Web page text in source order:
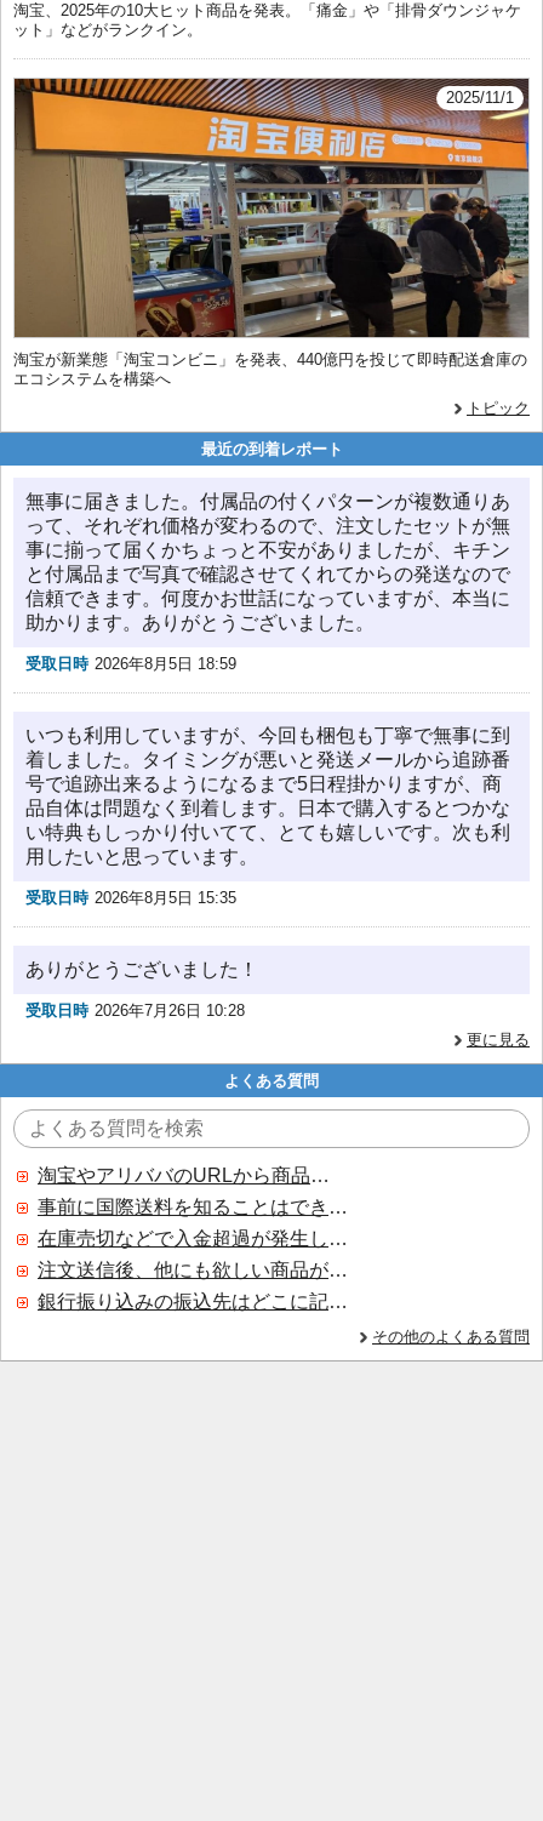
淘宝、2025年の10大ヒット商品を発表。「痛金」や「排骨ダウンジャケ
ット」などがランクイン。
2025/11/1
淘宝が新業態「淘宝コンビニ」を発表、440億円を投じて即時配送倉庫の
エコシステムを構築へ
トピック
最近の到着レポート
無事に届きました。付属品の付くパターンが複数通りあ
って、それぞれ価格が変わるので、注文したセットが無
事に揃って届くかちょっと不安がありましたが、キチン
と付属品まで写真で確認させてくれてからの発送なので
信頼できます。何度かお世話になっていますが、本当に
助かります。ありがとうございました。
受取日時 2026年8月5日 18:59
いつも利用していますが、今回も梱包も丁寧で無事に到
着しました。タイミングが悪いと発送メールから追跡番
号で追跡出来るようになるまで5日程掛かりますが、商
品自体は問題なく到着します。日本で購入するとつかな
い特典もしっかり付いてて、とても嬉しいです。次も利
用したいと思っています。
受取日時 2026年8月5日 15:35
ありがとうございました！
受取日時 2026年7月26日 10:28
更に見る
よくある質問
淘宝やアリババのURLから商品を探すことはできますか？
事前に国際送料を知ることはできますか？
在庫売切などで入金超過が発生した場合はいつ返金されますか？
注文送信後、他にも欲しい商品が見つかった場合、追加注文できますか？
銀行振り込みの振込先はどこに記載されていますか？
その他のよくある質問